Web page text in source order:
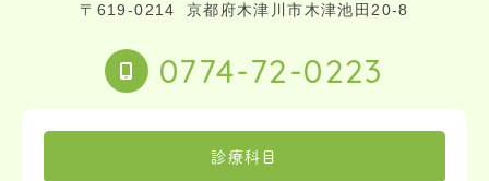
〒619-0214 京都府木津川市木津池田20-8
0774-72-0223
診療科目